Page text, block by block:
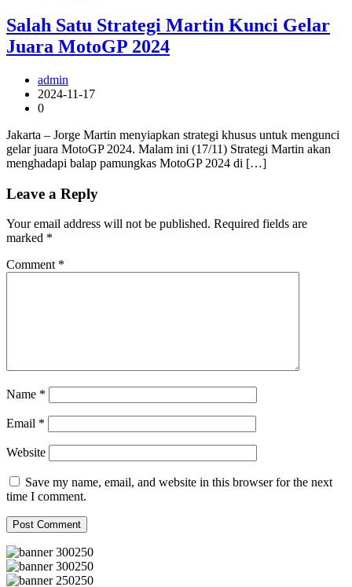
Salah Satu Strategi Martin Kunci Gelar
Juara MotoGP 2024
admin
2024-11-17
0
Jakarta – Jorge Martin menyiapkan strategi khusus untuk mengunci
gelar juara MotoGP 2024. Malam ini (17/11) Strategi Martin akan
menghadapi balap pamungkas MotoGP 2024 di […]
Leave a Reply
Your email address will not be published. Required fields are
marked *
Comment *
Name *
Email *
Website
Save my name, email, and website in this browser for the next
time I comment.